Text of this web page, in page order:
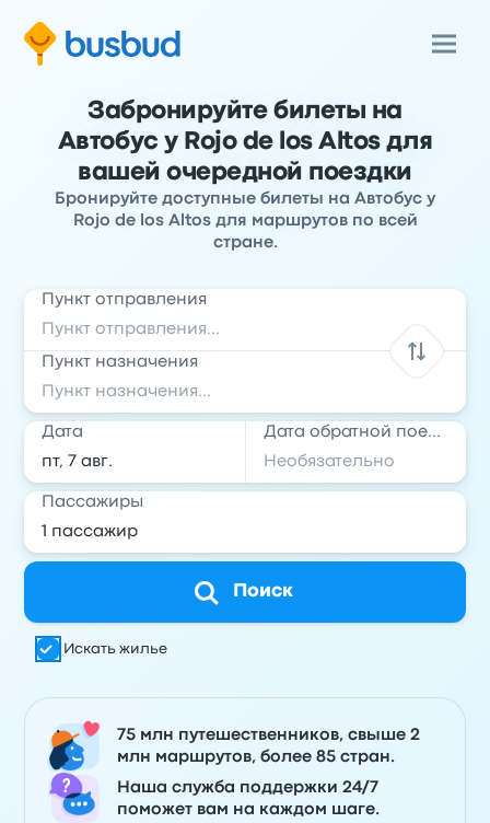
Забронируйте билеты на
Автобус у Rojo de los Altos для
вашей очередной поездки
Бронируйте доступные билеты на Автобус у
Rojo de los Altos для маршрутов по всей
стране.
Пункт отправления
Пункт назначения
Дата Дата обратной поездки
Пассажиры
Поиск
Искать жилье
75 млн путешественников, свыше 2
млн маршрутов, более 85 стран.
Наша служба поддержки 24/7
поможет вам на каждом шаге.